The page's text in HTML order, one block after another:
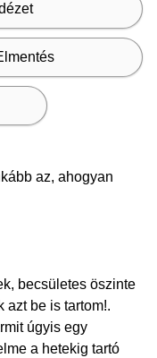
az, ahogyan
becsületes öszinte
azt be is tartom!.
úgyis egy
a hetekig tartó